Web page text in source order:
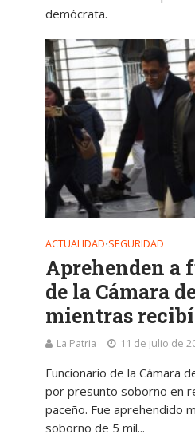
demócrata.
ACTUALIDAD•SEGURIDAD
Aprehenden a
de la Cámara
mientras
La Patria 11 de julio de
Funcionario de la Cámara
por presunto soborno en
paceño. Fue aprehendido
soborno de 5 mil...